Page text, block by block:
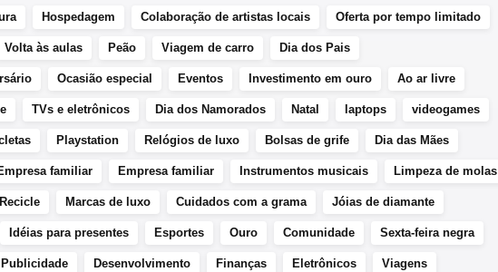
Hospedagem Colaboração de artistas locais Oferta por tempo limitado
Volta às aulas Peão Viagem de carro Dia dos Pais
Ocasião especial Eventos Investimento em ouro Ao ar livre
TVs e eletrônicos Dia dos Namorados Natal laptops videogames
Playstation Relógios de luxo Bolsas de grife Dia das Mães
familiar Empresa familiar Instrumentos musicais Limpeza de molas
Recicle Marcas de luxo Cuidados com a grama Jóias de diamante
Idéias para presentes Esportes Ouro Comunidade Sexta-feira negra
Publicidade Desenvolvimento Finanças Eletrônicos Viagens